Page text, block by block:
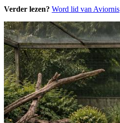
Verder lezen? Word lid van Aviornis